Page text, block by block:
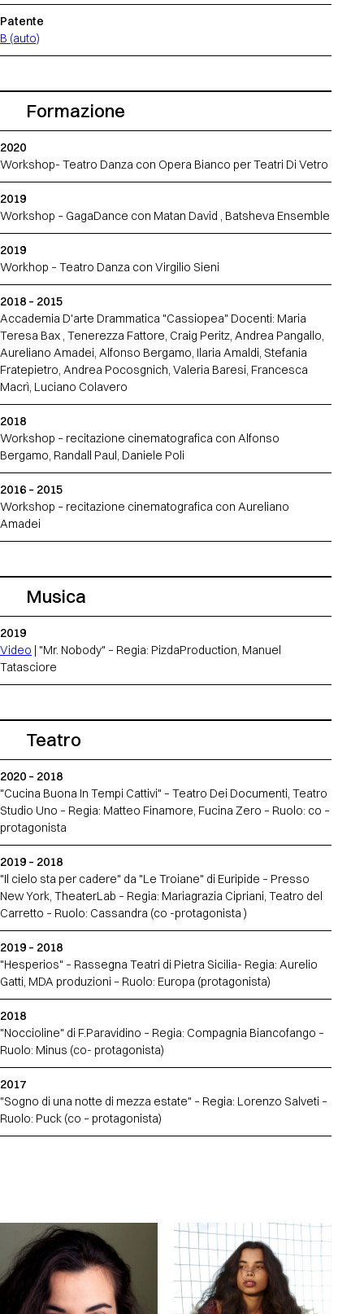
Patente
B (auto)
Formazione
2020
Workshop- Teatro Danza con Opera Bianco per Teatri Di Vetro
2019
Workshop – GagaDance con Matan David , Batsheva Ensemble
2019
Workhop – Teatro Danza con Virgilio Sieni
2018 – 2015
Accademia D'arte Drammatica "Cassiopea" Docenti: Maria
Teresa Bax , Tenerezza Fattore, Craig Peritz, Andrea Pangallo,
Aureliano Amadei, Alfonso Bergamo, Ilaria Amaldi, Stefania
Fratepietro, Andrea Pocosgnich, Valeria Baresi, Francesca
Macrì, Luciano Colavero
2018
Workshop – recitazione cinematografica con Alfonso
Bergamo, Randall Paul, Daniele Poli
2016 – 2015
Workshop – recitazione cinematografica con Aureliano
Amadei
Musica
2019
Video | "Mr. Nobody" – Regia: PizdaProduction, Manuel
Tatasciore
Teatro
2020 – 2018
"Cucina Buona In Tempi Cattivi" – Teatro Dei Documenti, Teatro
Studio Uno – Regia: Matteo Finamore, Fucina Zero – Ruolo: co –
protagonista
2019 – 2018
"Il cielo sta per cadere" da "Le Troiane" di Euripide – Presso
New York, TheaterLab – Regia: Mariagrazia Cipriani, Teatro del
Carretto – Ruolo: Cassandra (co -protagonista )
2019 – 2018
"Hesperios" – Rassegna Teatri di Pietra Sicilia- Regia: Aurelio
Gatti, MDA produzioni – Ruolo: Europa (protagonista)
2018
"Noccioline" di F.Paravidino – Regia: Compagnia Biancofango –
Ruolo: Minus (co- protagonista)
2017
"Sogno di una notte di mezza estate" – Regia: Lorenzo Salveti –
Ruolo: Puck (co – protagonista)